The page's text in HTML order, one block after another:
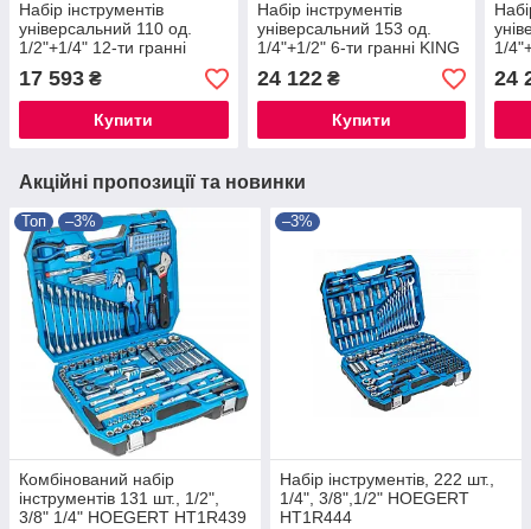
Набір інструментів
універсальний 110 од.
1/2"+1/4" 12-ти гранні
17 593 ₴
Купити
Набір інструментів
універсальний 153 од.
1/4"+1/2" 6-ти гранні KING
24 122₴
Купити
1/
24
Акційні пропозиції та новинки
Топ –3%
Комбінований набір
інструментів 131 шт., 1/2",
3/8" 1/4" HOEGERT HT1R439
–3%
Набір інструментів, 222 шт.,
1/4", 3/8",1/2" HOEGERT
HT1R444